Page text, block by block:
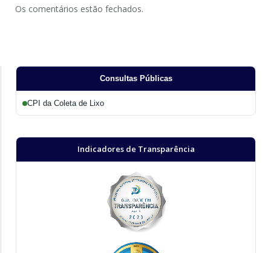
Os comentários estão fechados.
Consultas Públicas
CPI da Coleta de Lixo
Indicadores de Transparência